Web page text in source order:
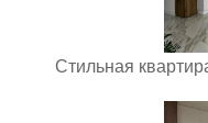
Стильная